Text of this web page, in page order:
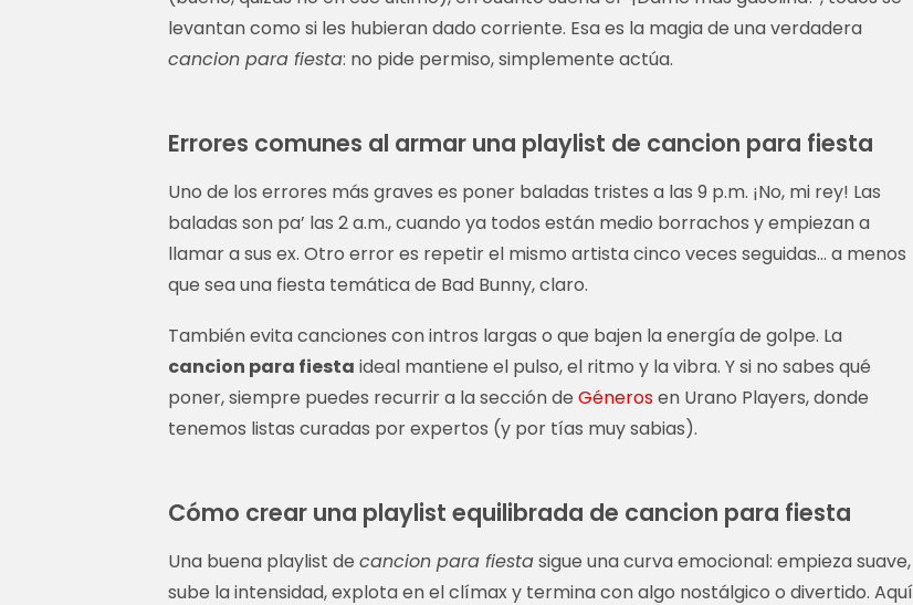
levantan como si les hubieran dado corriente. Esa es la magia de una verdadera
cancion para fiesta: no pide permiso, simplemente actúa.
Errores comunes al armar una playlist de cancion para fiesta
Uno de los errores más graves es poner baladas tristes a las 9 p.m. ¡No, mi rey! Las
baladas son pa’ las 2 a.m., cuando ya todos están medio borrachos y empiezan a
llamar a sus ex. Otro error es repetir el mismo artista cinco veces seguidas… a menos
que sea una fiesta temática de Bad Bunny, claro.
También evita canciones con intros largas o que bajen la energía de golpe. La
cancion para fiesta ideal mantiene el pulso, el ritmo y la vibra. Y si no sabes qué
poner, siempre puedes recurrir a la sección de Génerosen Urano Players, donde
tenemos listas curadas por expertos (y por tías muy sabias).
Cómo crear una playlist equilibrada de cancion para fiesta
Una buena playlist de cancion para fiestasigue una curva emocional: empieza suave,
sube la intensidad, explota en el clímax y termina con algo nostálgico o divertido. Aquí